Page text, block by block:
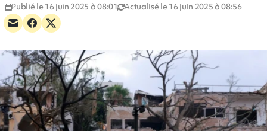
Publié le 16 juin 2025 à 08:01 Actualisé le 16 juin 2025 à 08:56